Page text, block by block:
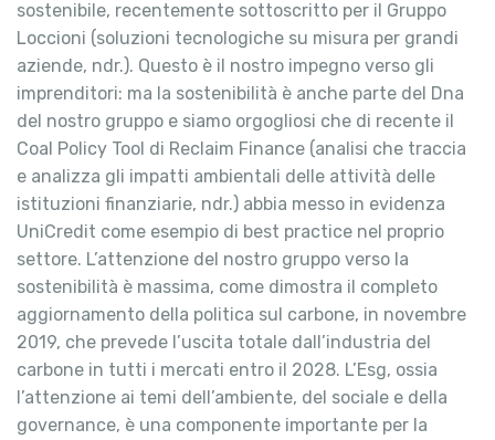
sostenibile, recentemente sottoscritto per il Gruppo
Loccioni (soluzioni tecnologiche su misura per grandi
aziende, ndr.). Questo è il nostro impegno verso gli
imprenditori: ma la sostenibilità è anche parte del Dna
del nostro gruppo e siamo orgogliosi che di recente il
Coal Policy Tool di Reclaim Finance (analisi che traccia
e analizza gli impatti ambientali delle attività delle
istituzioni finanziarie, ndr.) abbia messo in evidenza
UniCredit come esempio di best practice nel proprio
settore. L’attenzione del nostro gruppo verso la
sostenibilità è massima, come dimostra il completo
aggiornamento della politica sul carbone, in novembre
2019, che prevede l’uscita totale dall’industria del
carbone in tutti i mercati entro il 2028. L’Esg, ossia
l’attenzione ai temi dell’ambiente, del sociale e della
governance, è una componente importante per la